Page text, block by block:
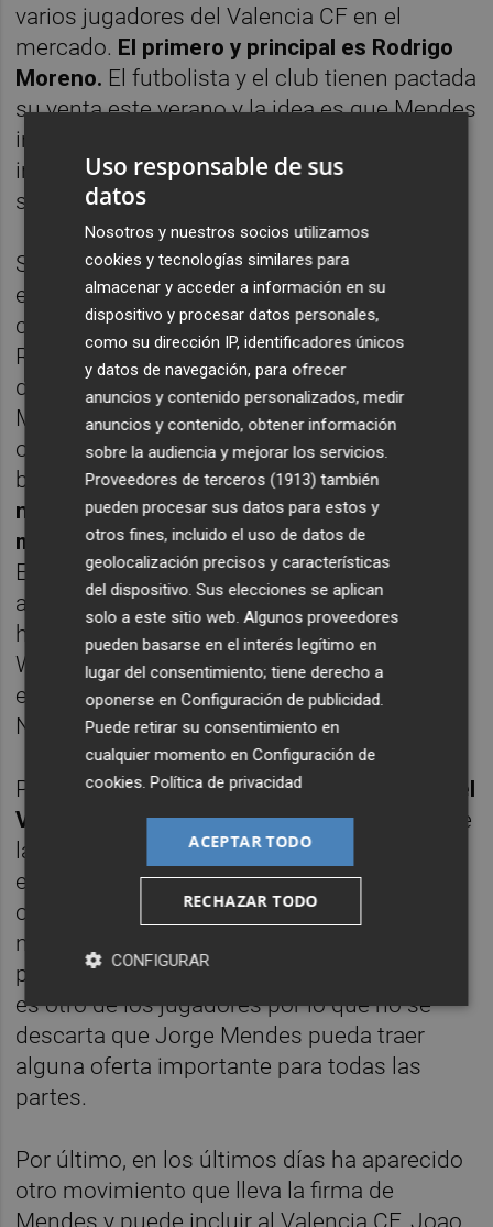
varios jugadores del Valencia CF en el
mercado. El primero y principal es Rodrigo
Moreno. El futbolista y el club tienen pactada
su venta este verano y la idea es que Mendes
intermedie para traer propuestas
interesantes por Rodrigo, cuyo precio inicial
se ha fijado en los 70 millones de euros.
Sin embargo, el Valencia quiere cubrirse las
espaldas. Es consciente que una operación
con las cifras que requiere el traspaso de
Rodrigo puede demorarse más allá del mes
de junio y por ello, ha solicitado a Jorge
Mendes que también agite el mercado con
otros futbolistas que tienen mercado tras la
buena temporada el equipo.Uno de los
nombres que está ganando fuerza en el
mercado inglés es el de Mouctar Diakhaby.
El central dada su corpulencia y poderío
aéreo, tiene perfil para jugar en la Premier y
ha recibido el interés de Chelsea y del
Wolverhampton, que entrena el
exvalencianista y amigo de Jorge Mendes,
Nuno Espirito Santo.
Por otro lado,uno de los activos que tiene el
Valencia CF es Santi Mina. El delantero tiene
la confianza del cuerpo técnico, que está
encantado con su actitud y rendimiento. No
obstante, acaba contrato en 2020 y todavía
no ha renovado su contrato. Según ha
podido saber Plazadeportiva.com, el gallego
es otro de los jugadores por lo que no se
descarta que Jorge Mendes pueda traer
alguna oferta importante para todas las
partes.
Por último, en los últimos días ha aparecido
otro movimiento que lleva la firma de
Mendes y puede incluir al Valencia CF. Joao
Uso responsable de sus
datos
Nosotros y nuestros socios utilizamos
cookies y tecnologías similares para
almacenar y acceder a información en su
dispositivo y procesar datos personales,
como su dirección IP, identificadores únicos
y datos de navegación, para ofrecer
anuncios y contenido personalizados, medir
anuncios y contenido, obtener información
sobre la audiencia y mejorar los servicios.
Proveedores de terceros (1913) también
pueden procesar sus datos para estos y
otros fines, incluido el uso de datos de
geolocalización precisos y características
del dispositivo. Sus elecciones se aplican
solo a este sitio web. Algunos proveedores
pueden basarse en el interés legítimo en
lugar del consentimiento; tiene derecho a
oponerse enConfiguración de publicidad.
Puede retirar su consentimiento en
cualquier momento enConfiguración de
cookies.Política de privacidad
ACEPTAR TODO
RECHAZAR TODO
CONFIGURAR